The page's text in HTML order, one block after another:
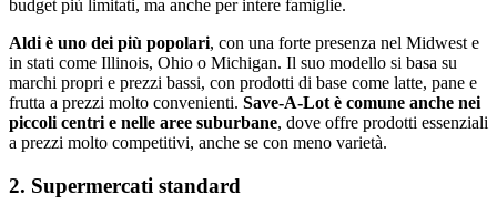
budget più limitati, ma anche per intere famiglie.
Aldi è uno dei più popolari, con una forte presenza nel Midwest e
in stati come Illinois, Ohio o Michigan. Il suo modello si basa su
marchi propri e prezzi bassi, con prodotti di base come latte, pane e
frutta a prezzi molto convenienti. Save-A-Lot è comune anche nei
piccoli centri e nelle aree suburbane, dove offre prodotti essenziali
a prezzi molto competitivi, anche se con meno varietà.
2. Supermercati standard